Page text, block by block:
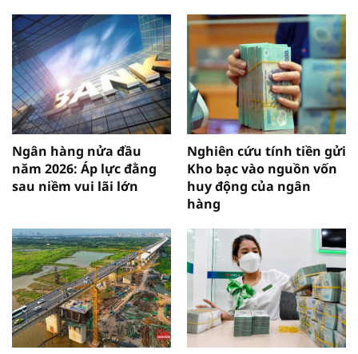
Ngân hàng nửa đầu
năm 2026: Áp lực đằng
sau niềm vui lãi lớn
Nghiên cứu tính tiền gửi
Kho bạc vào nguồn vốn
huy động của ngân
hàng